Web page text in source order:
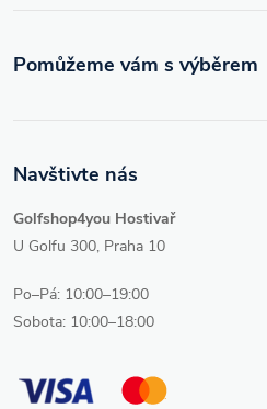
ý
s
u
Navštivte nás
Golfshop4you Hostivař
U Golfu 300, Praha 10
Po–Pá: 10:00–19:00
Sobota: 10:00–18:00
Pomůžeme vám s výběrem